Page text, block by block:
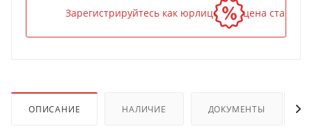
Зарегистрируйтесь как юрлицо — и цена станет
ОПИСАНИЕ НАЛИЧИЕ ДОКУМЕНТЫ